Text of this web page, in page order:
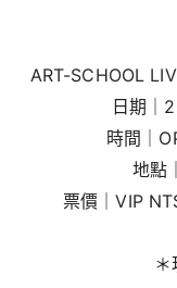
ART-SCHOOL
日期｜
時間｜
地點
票價｜VIP